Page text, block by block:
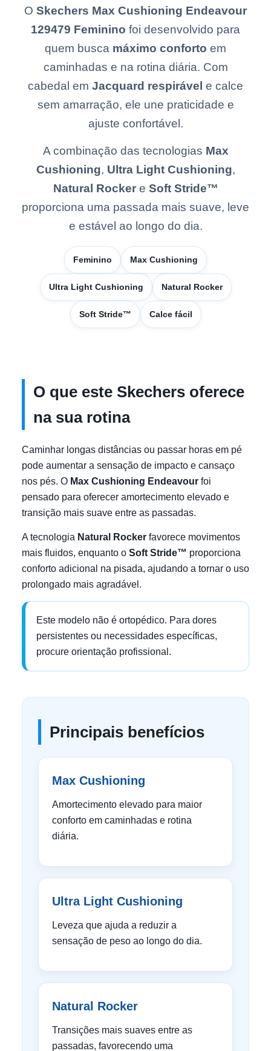
O Skechers Max Cushioning Endeavour
129479 Feminino foi desenvolvido para
quem busca máximo conforto em
caminhadas e na rotina diária. Com
cabedal em Jacquard respirável e calce
sem amarração, ele une praticidade e
ajuste confortável.
A combinação das tecnologias Max
Cushioning, Ultra Light Cushioning,
Natural Rockere Soft Stride™
proporciona uma passada mais suave, leve
e estável ao longo do dia.
Feminino Max Cushioning
Ultra Light Cushioning Natural Rocker
Soft Stride™ Calce fácil
O que este Skechers oferece
na sua rotina
Caminhar longas distâncias ou passar horas em pé
pode aumentar a sensação de impacto e cansaço
nos pés. O Max Cushioning Endeavour foi
pensado para oferecer amortecimento elevado e
transição mais suave entre as passadas.
A tecnologia Natural Rocker favorece movimentos
mais fluidos, enquanto o Soft Stride™ proporciona
conforto adicional na pisada, ajudando a tornar o uso
prolongado mais agradável.
Este modelo não é ortopédico. Para dores
persistentes ou necessidades específicas,
procure orientação profissional.
Principais benefícios
Max Cushioning
Amortecimento elevado para maior
conforto em caminhadas e rotina
diária.
Ultra Light Cushioning
Leveza que ajuda a reduzir a
sensação de peso ao longo do dia.
Natural Rocker
Transições mais suaves entre as
passadas, favorecendo uma